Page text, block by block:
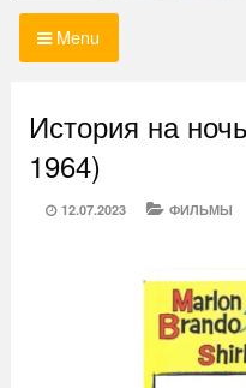
Menu
История на
1964)
POSTED
12.07.2023 CATEGORIES
ФИЛЬМЫ